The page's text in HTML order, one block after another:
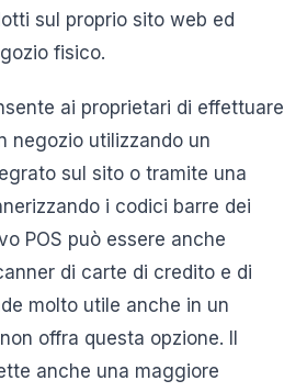
sul proprio sito web ed
fisico.
ai proprietari di effettuare
negozio utilizzando un
sul sito o tramite una
i codici barre dei
POS può essere anche
di carte di credito e di
molto utile anche in un
offra questa opzione. Il
anche una maggiore